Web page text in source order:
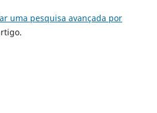
uma pesquisa avançada por